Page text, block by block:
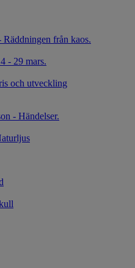
från kaos.
- 29 mars.
och utveckling
- Händelser.